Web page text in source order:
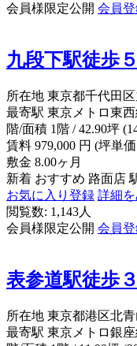
会員様限定公開 会員
九段下駅徒歩
所在地 東京都千代田
最寄駅 東京メトロ東
階/面積 1階 / 42.90坪
賃料 979,000 円 (坪単
敷金 8.00ヶ月
新着 おすすめ 路面店
お気に入り登録 詳細を
閲覧数: 1,143人
会員様限定公開 会員
表参道駅徒歩
所在地 東京都港区北青
最寄駅 東京メトロ銀